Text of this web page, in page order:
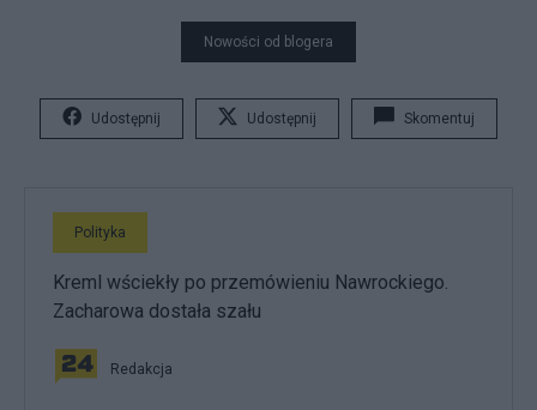
Nowości od blogera
Udostępnij Udostępnij Skomentuj
Polityka
Kreml wściekły po przemówieniu Nawrockiego.
Zacharowa dostała szału
Redakcja